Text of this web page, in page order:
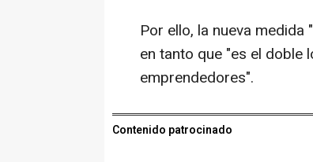
Por ello, la nueva
en tanto que "es el doble
emprendedores".
Contenido patrocinado